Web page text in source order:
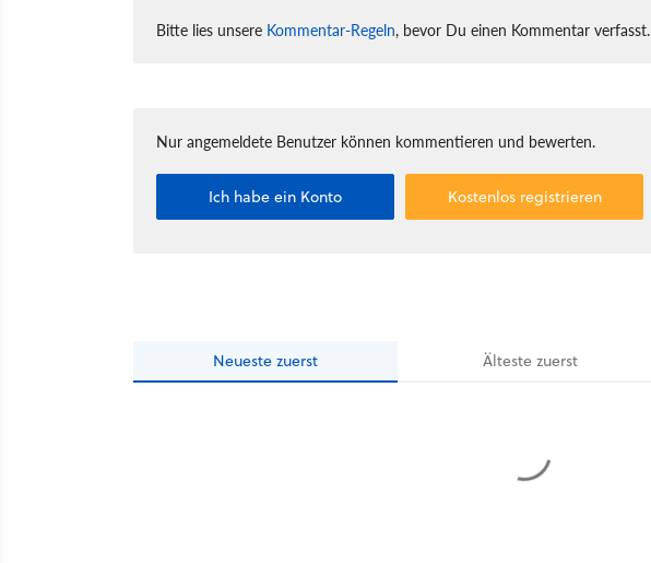
Bitte lies unsere Kommentar-Regeln, bevor Du einen Kommentar verfasst.
Nur angemeldete Benutzer können kommentieren und bewerten.
Ich habe ein Konto Kostenlos registrieren
Neueste zuerst Ältestezuerst